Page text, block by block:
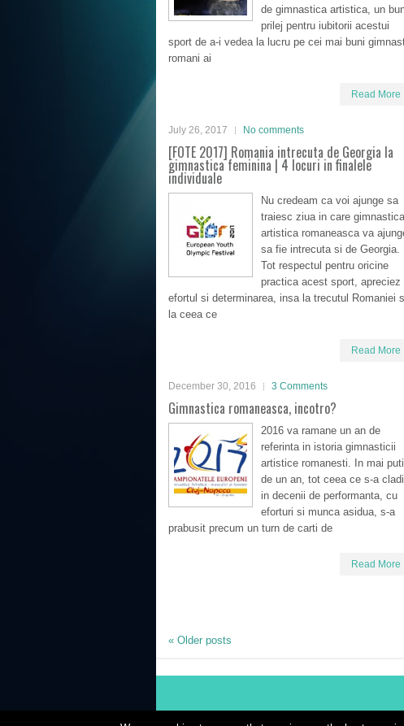
de gimnastica artistica, un
prilej pentru iubitorii acestui
sport de a-i vedea la lucru pe cei mai buni
romani ai
Read More
July 26, 2017 No comments
[FOTE 2017] Romania intrecuta de Georgia la
gimnastica feminina | 4 locuri in finalele
individuale
Nu credeam ca voi ajunge sa
traiesc ziua in care gimnastica
artistica romaneasca va
sa fie intrecuta si de Georgia.
Tot respectul pentru oricine
practica acest sport, apreciez
efortul si determinarea, insa la trecutul Romaniei
la ceea ce
Read More
December 30, 2016 3 Comments
Gimnastica romaneasca, incotro?
2016 va ramane un an de
referinta in istoria gimnasticii
artistice romanesti. In mai
de un an, tot ceea ce s-a
in decenii de performanta, cu
eforturi si munca asidua, s-a
prabusit precum un turn de carti de
Read More
« Older posts